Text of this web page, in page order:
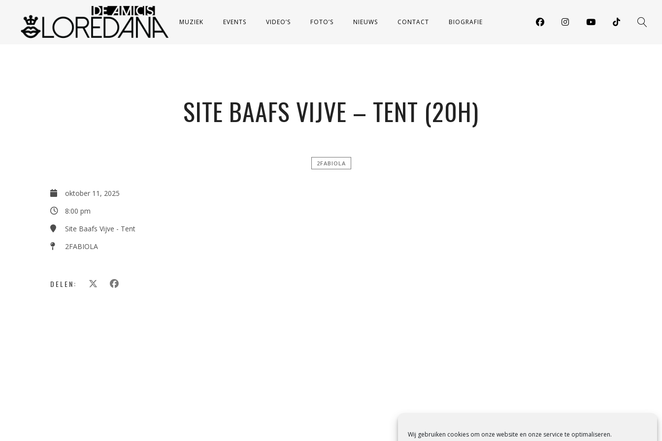
Wij gebruiken cookies om onze website en onze service te optimaliseren.
MUZIEK EVENTS VIDEO’S FOTO’S NIEUWS CONTACT BIOGRAFIE
SITE BAAFS VIJVE – TENT (20H)
2FABIOLA
oktober 11, 2025
8:00 pm
Site Baafs Vijve - Tent
2FABIOLA
DELEN: